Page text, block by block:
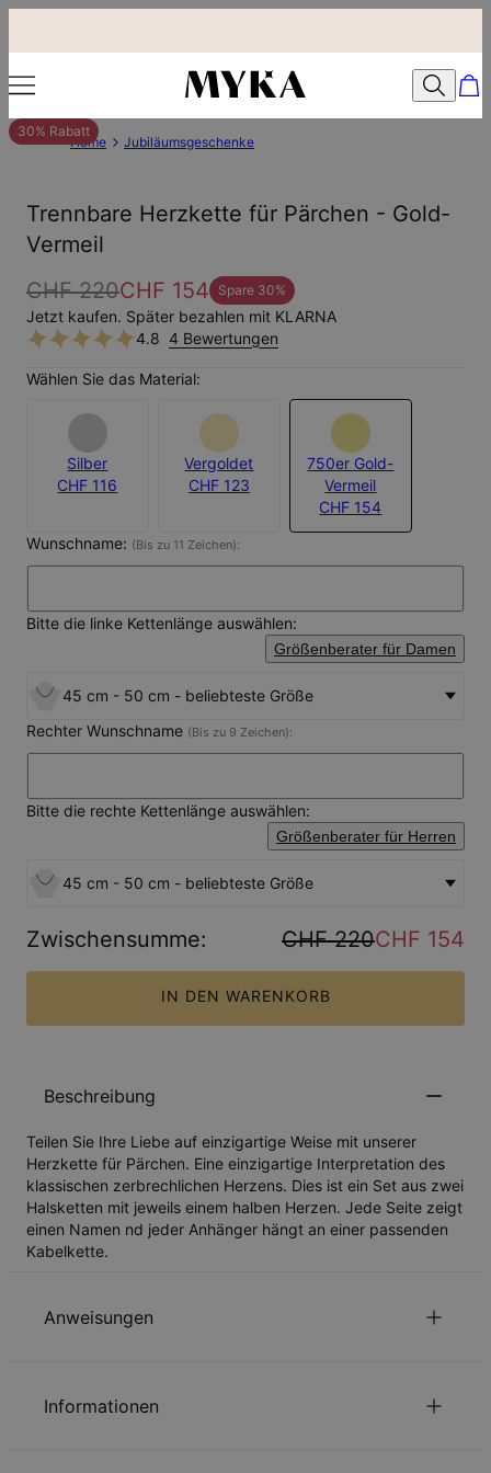
30% Rabatt
Home Jubiläumsgeschenke
Trennbare Herzkette für Pärchen - Gold-
Vermeil
CHF 220CHF 154 Spare 30%
Jetzt kaufen. Später bezahlen mit KLARNA
4.8 4 Bewertungen
Wählen Sie das Material:
Silber
CHF 116
Vergoldet
CHF 123
750er Gold-
Vermeil
CHF 154
Wunschname: (Bis zu 11 Zeichen):
Bitte die linke Kettenlänge auswählen:
Größenberater für Damen
45 cm - 50 cm - beliebteste Größe
Rechter Wunschname (Bis zu 9 Zeichen):
Bitte die rechte Kettenlänge auswählen:
Größenberater für Herren
45 cm - 50 cm - beliebteste Größe
Zwischensumme: CHF 220CHF 154
IN DEN WARENKORB
Beschreibung
Teilen Sie Ihre Liebe auf einzigartige Weise mit unserer
Herzkette für Pärchen. Eine einzigartige Interpretation des
klassischen zerbrechlichen Herzens. Dies ist ein Set aus zwei
Halsketten mit jeweils einem halben Herzen. Jede Seite zeigt
einen Namen nd jeder Anhänger hängt an einer passenden
Kabelkette.
Anweisungen
Informationen